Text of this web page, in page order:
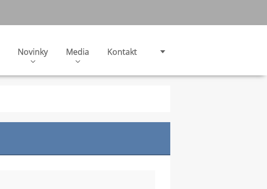
Novinky Media Kontakt